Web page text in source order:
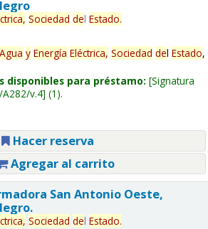
Sociedad del Estado.
Agua y Energía Eléctrica, Sociedad del Estado,
disponibles para préstamo: Signatura
v.4 (1).
Hacer reserva
Agregar al carrito
San Antonio Oeste,
Sociedad del Estado.